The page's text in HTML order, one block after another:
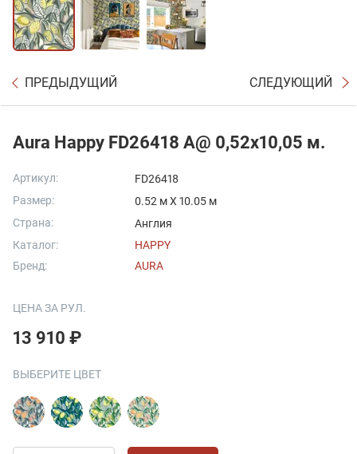
ПРЕДЫДУЩИЙ СЛЕДУЮЩИЙ
Aura Happy FD26418 A@ 0,52x10,05 м.
Артикул:
FD26418
Размер:
0.52 м X 10.05 м
Страна:
Англия
Каталог:
HAPPY
Бренд:
AURA
ЦЕНА ЗА РУЛ.
13 910 ₽
ВЫБЕРИТЕ ЦВЕТ